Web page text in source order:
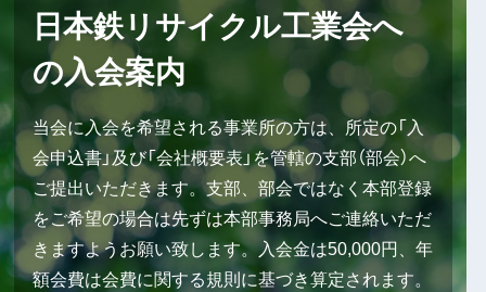
日本鉄リサイクル工業会へ
の入会案内
当会に入会を希望される事業所の方は、所定の「入
会申込書」及び「会社概要表」を管轄の支部（部会）へ
ご提出いただきます。支部、部会ではなく本部登録
をご希望の場合は先ずは本部事務局へご連絡いただ
きますようお願い致します。入会金は50,000円、年
額会費は会費に関する規則に基づき算定されます。